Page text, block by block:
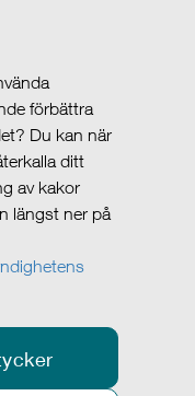
förbättra
Du kan när
ditt
av kakor
längst ner på